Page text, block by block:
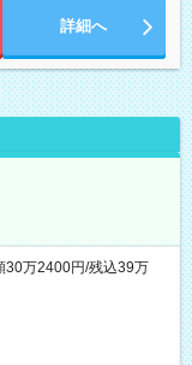
詳細へ
万2400円/残込39万